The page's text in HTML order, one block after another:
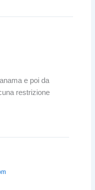
e poi da
restrizione